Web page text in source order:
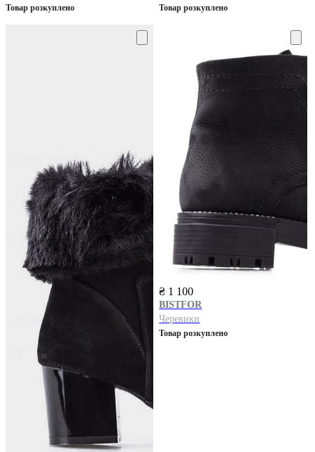
Товар розкуплено Товар розкуплено
₴ 1 100
BISTFOR
Черевики
Товар розкуплено